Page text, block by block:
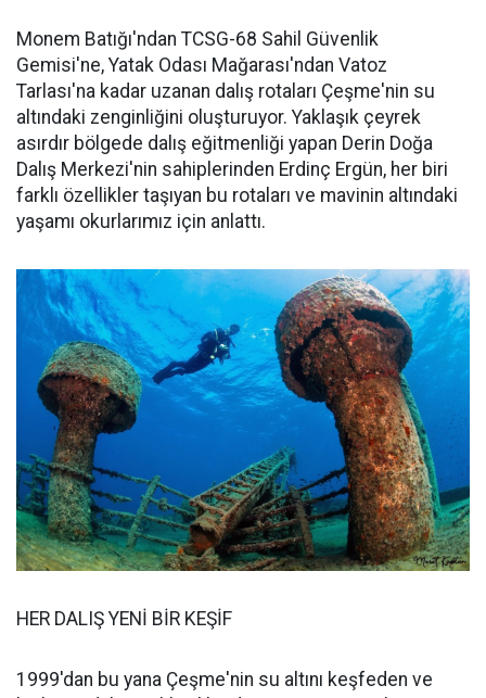
Monem Batığı'ndan TCSG-68 Sahil Güvenlik
Gemisi'ne, Yatak Odası Mağarası'ndan Vatoz
Tarlası'na kadar uzanan dalış rotaları Çeşme'nin su
altındaki zenginliğini oluşturuyor. Yaklaşık çeyrek
asırdır bölgede dalış eğitmenliği yapan Derin Doğa
Dalış Merkezi'nin sahiplerinden Erdinç Ergün, her biri
farklı özellikler taşıyan bu rotaları ve mavinin altındaki
yaşamı okurlarımız için anlattı.
HER DALIŞ YENİ BİR KEŞİF
1999'dan bu yana Çeşme'nin su altını keşfeden ve